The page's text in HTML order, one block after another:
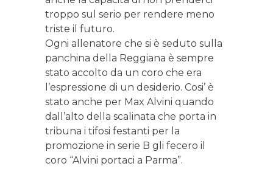
troppo sul serio per rendere meno
triste il futuro.
Ogni allenatore che si è seduto sulla
panchina della Reggiana è sempre
stato accolto da un coro che era
l’espressione di un desiderio. Cosi’ è
stato anche per Max Alvini quando
dall’alto della scalinata che porta in
tribuna i tifosi festanti per la
promozione in serie B gli fecero il
coro “Alvini portaci a Parma”.